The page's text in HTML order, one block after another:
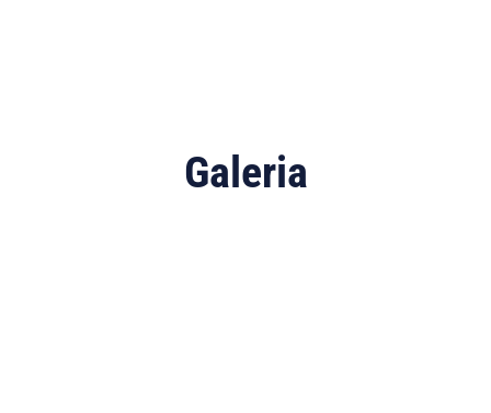
Galeria